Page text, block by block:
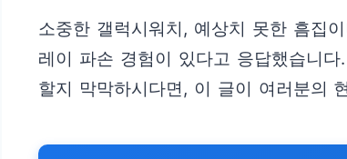
소중한 갤럭시워치, 예상치 못한 흠집
레이 파손 경험이 있다고 응답했습니
할지 막막하시다면, 이 글이 여러분의